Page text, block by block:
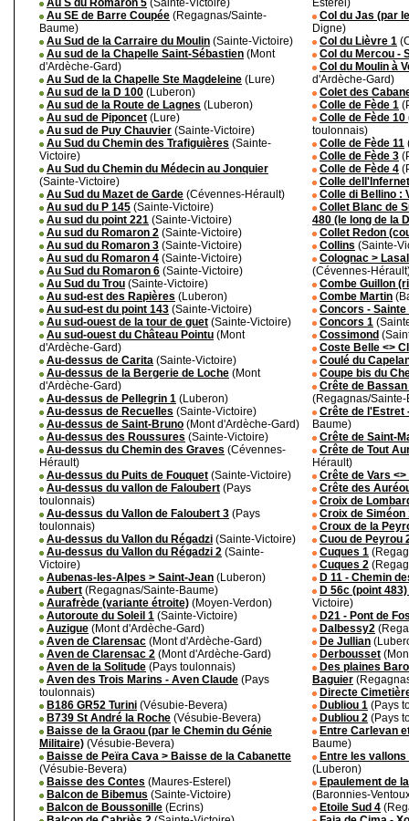
Au S du Romaron 5 (Sainte-Victoire)
Au SE de Barre Coupée (Regagnas/Sainte-
Baume)
Au Sud de la Carraire du Moulin (Sainte-Victoire)
Au sud de la Chapelle Saint-Sébastien (Mont
d'Ardèche-Gard)
Au Sud de la Chapelle Ste Magdeleine (Lure)
Au sud de la D 100 (Luberon)
Au sud de la Route de Lagnes (Luberon)
Au sud de Piponcet (Lure)
Au sud de Puy Chauvier (Sainte-Victoire)
Au Sud du Chemin des Trafiguières (Sainte-
Victoire)
Au Sud du Chemin du Médecin au Jonquier
(Sainte-Victoire)
Au Sud du Mazet de Garde (Cévennes-Hérault)
Au sud du P 145 (Sainte-Victoire)
Au sud du point 221 (Sainte-Victoire)
Au sud du Romaron 2 (Sainte-Victoire)
Au sud du Romaron 3 (Sainte-Victoire)
Au sud du Romaron 4 (Sainte-Victoire)
Au Sud du Romaron 6 (Sainte-Victoire)
Au Sud du Trou (Sainte-Victoire)
Au sud-est des Rapières (Luberon)
Au sud-est du point 143 (Sainte-Victoire)
Au sud-ouest de la tour de guet (Sainte-Victoire)
Au sud-ouest du Château Pointu (Mont
d'Ardèche-Gard)
Au-dessus de Carita (Sainte-Victoire)
Au-dessus de la Bergerie de Loche (Mont
d'Ardèche-Gard)
Au-dessus de Pellegrin 1 (Luberon)
Au-dessus de Recuelles (Sainte-Victoire)
Au-dessus de Saint-Bruno (Mont d'Ardèche-Gard)
Au-dessus des Roussures (Sainte-Victoire)
Au-dessus du Chemin des Graves (Cévennes-
Hérault)
Au-dessus du Puits de Fouquet (Sainte-Victoire)
Au-dessus du vallon de Faloubert (Pays
toulonnais)
Au-dessus du Vallon de Faloubert 3 (Pays
toulonnais)
Au-dessus du Vallon du Régadzi (Sainte-Victoire)
Au-dessus du Vallon du Régadzi 2 (Sainte-
Victoire)
Aubenas-les-Alpes > Saint-Jean (Luberon)
Aubert (Regagnas/Sainte-Baume)
Aurafrède (variante étroite) (Moyen-Verdon)
Autoroute du Soleil 1 (Sainte-Victoire)
Auzigue (Mont d'Ardèche-Gard)
Aven de Clarensac (Mont d'Ardèche-Gard)
Aven de Clarensac 2 (Mont d'Ardèche-Gard)
Aven de la Solitude (Pays toulonnais)
Aven des Trois Marins - Aven Claude (Pays
toulonnais)
B186 GR52 Turini (Vésubie-Bevera)
B739 St André la Roche (Vésubie-Bevera)
Baisse de la Graou (par le Chemin du Génie
Militaire) (Vésubie-Bevera)
Baisse de Peïra Cava > Baisse de la Cabanette
(Vésubie-Bevera)
Baisse des Contes (Maures-Esterel)
Balcon de Bibemus (Sainte-Victoire)
Balcon de Boussonille (Ecrins)
Esterel)
Col du Jas (par
Digne)
Col du Lièvre 1
Col du Mercou -
Col du Moulin à
d'Ardèche-Gard)
Colet des
Colle de Fède 1
Colle de Fède
toulonnais)
Colle de Fède 11
Colle de Fède 3
Colle de Fède 4
Colle
Colle di Bellino :
Collet Blanc de
480 (le long de la
Collet Redon
Collins (Sainte-
Colognac >
(Cévennes-
Combe Guillon
Combe Martin
Concors -
Concors 1
Cossimond
Coste Belle <>
Coulé du
Coupe bis du
Crête de
(Regagnas/Sainte-
Crête de l'Estret
Baume)
Crête de Saint-
Crête de Tout
Hérault)
Crête de Vars
Crête des
Croix de
Croix de Siméon
Croux de la
Cuou de Peyrou
Cuques 1
Cuques 2
D 11 - Chemin
D 56c (point
Victoire)
D21 - Pont de
Dalbessy2
De Jullian
Derbousset
Des plaines
Baguier
Directe
Dubliou 1 (Pays
Dubliou 2 (Pays
Entre Carlevan
Baume)
Entre les
(Luberon)
Epaulement de
(Baronnies-
Etoile Sud 4